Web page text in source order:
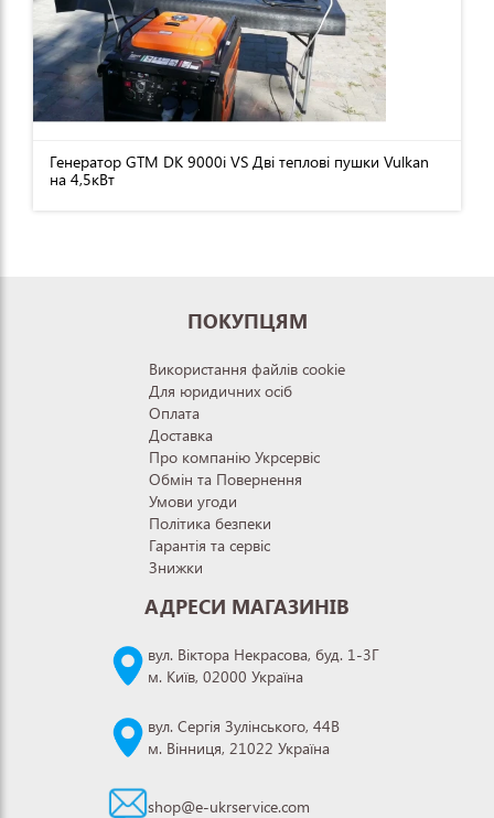
Генератор GTM DK 9000i VS Дві теплові пушки Vulkan
на 4,5кВт
ПОКУПЦЯМ
Використання файлів cookie
Для юридичних осіб
Оплата
Доставка
Про компанію Укрсервіс
Обмін та Повернення
Умови угоди
Політика безпеки
Гарантія та сервіс
Знижки
АДРЕСИ МАГАЗИНІВ
вул. Віктора Некрасова, буд. 1-3Г
м. Київ, 02000 Україна
вул. Сергія Зулінського, 44В
м. Вінниця, 21022 Україна
shop@e-ukrservice.com